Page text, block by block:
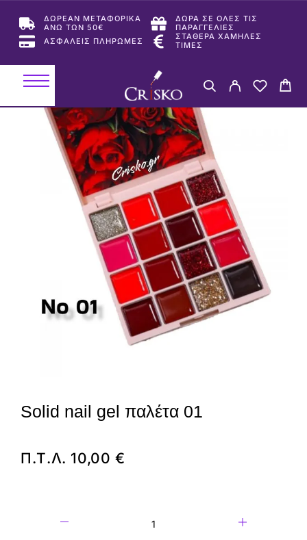
ΔΩΡΕΑΝ ΜΕΤΑΦΟΡΙΚΑ
ΑΝΩ ΤΩΝ 50€
ΔΩΡΑ ΣΕ ΟΛΕΣ ΤΙΣ
ΠΑΡΑΓΓΕΛΙΕΣ
ΑΣΦΑΛΕΙΣ ΠΛΗΡΩΜΕΣ
ΣΤΑΘΕΡΑ ΧΑΜΗΛΕΣ
ΤΙΜΕΣ
Solid nail gel παλέτα 01
Π.Τ.Λ. 10,00€